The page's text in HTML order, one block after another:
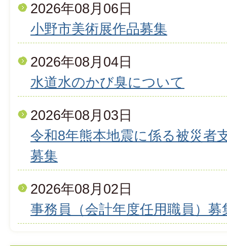
2026年08月06日
小野市美術展作品募集
2026年08月04日
水道水のかび臭について
2026年08月03日
令和8年熊本地震に係る被災者
募集
2026年08月02日
事務員（会計年度任用職員）募